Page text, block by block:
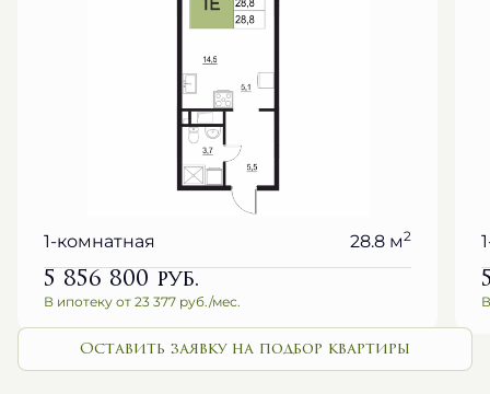
1-комнатная 28.8 м2
5 856 800руб.
В ипотеку от 23 377 руб./мес.
Оставить заявку на подбор квартиры